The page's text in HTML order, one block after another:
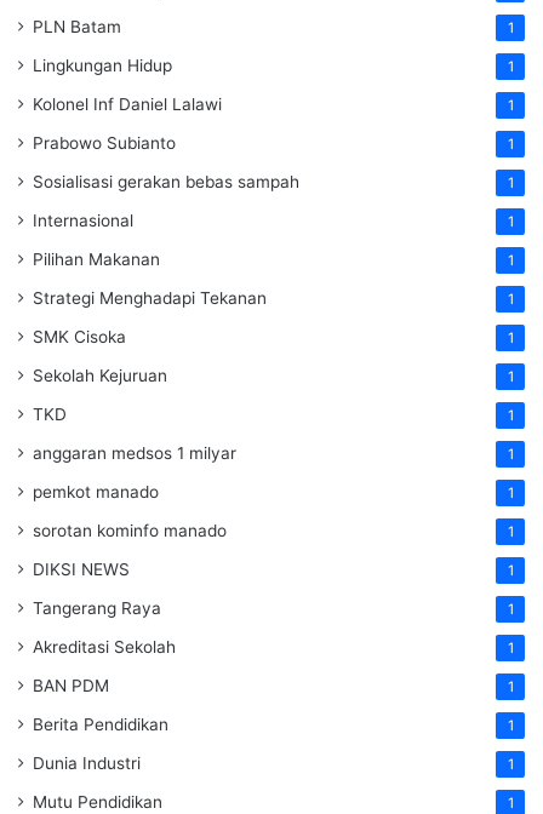
PLN Batam 1
Lingkungan Hidup 1
Kolonel Inf Daniel Lalawi 1
Prabowo Subianto 1
Sosialisasi gerakan bebas sampah 1
Internasional 1
Pilihan Makanan 1
Strategi Menghadapi Tekanan 1
SMK Cisoka 1
Sekolah Kejuruan 1
TKD 1
anggaran medsos 1 milyar 1
pemkot manado 1
sorotan kominfo manado 1
DIKSI NEWS 1
Tangerang Raya 1
Akreditasi Sekolah 1
BAN PDM 1
Berita Pendidikan 1
Dunia Industri 1
Mutu Pendidikan 1